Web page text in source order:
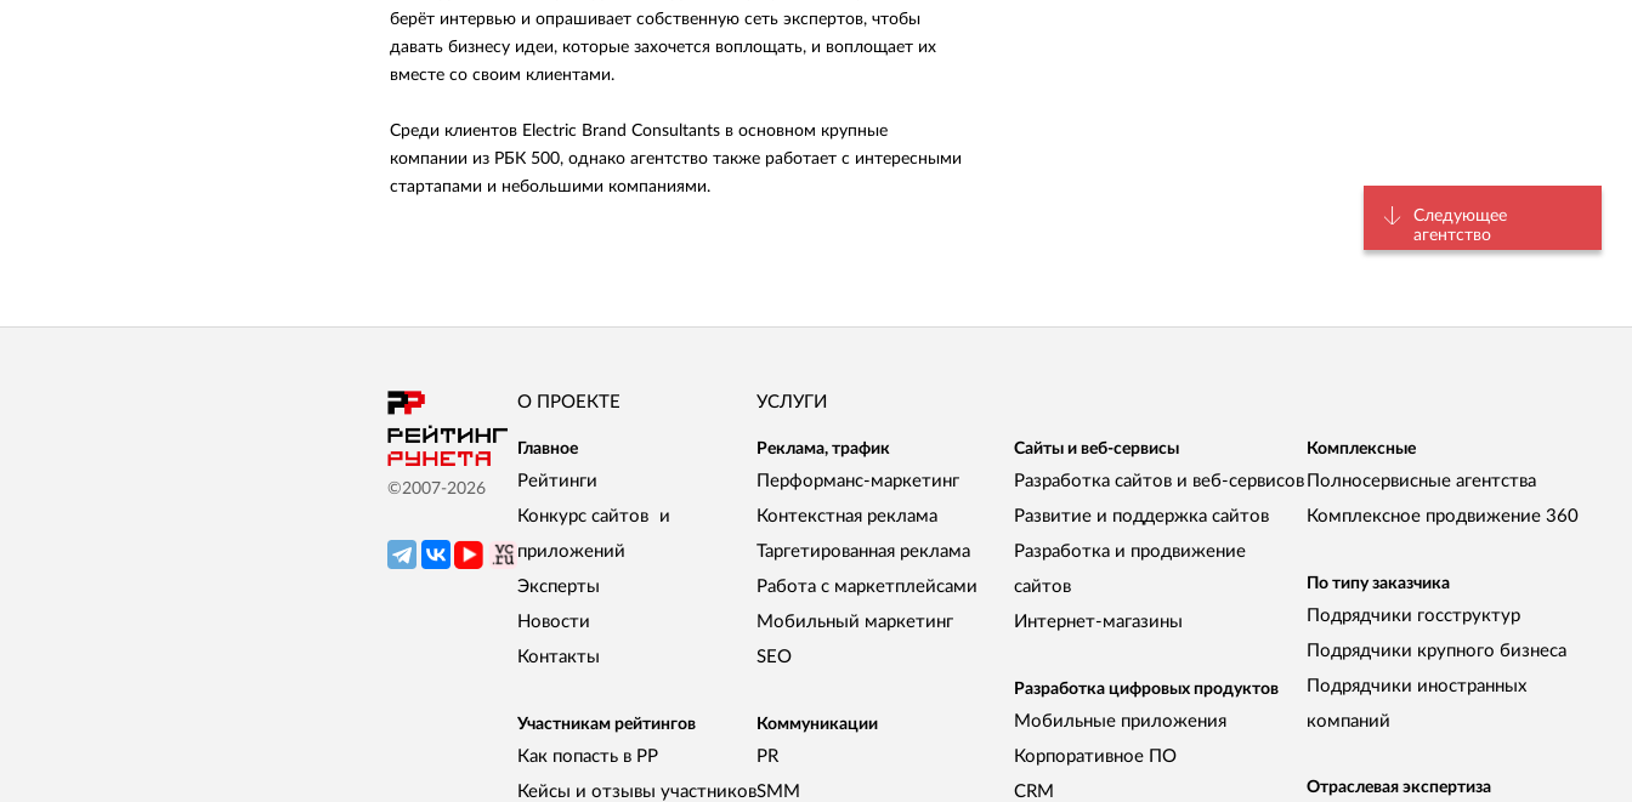
берёт интервью и опрашивает собственную сеть экспертов, чтобы
давать бизнесу идеи, которые захочется воплощать, и воплощает их
вместе со своим клиентами.
Среди клиентов Electric Brand Consultants в основном крупные
компании из РБК 500, однако агентство также работает с интересными
стартапами и небольшими компаниями.
Следующее
агентство
©2007-2026
О ПРОЕКТЕ
Главное
Рейтинги
Конкурс сайтов и
приложений
Эксперты
Новости
Контакты
Участникам рейтингов
Как попасть в РР
Кейсы и отзывы участников
УСЛУГИ
Реклама, трафик
Перформанс-маркетинг
Контекстная реклама
Таргетированная реклама
Работа с маркетплейсами
Мобильный маркетинг
SEO
Коммуникации
PR
SMM
Сайты и веб-сервисы
Разработка сайтов и веб-сервисов
Развитие и поддержка сайтов
Разработка и продвижение
сайтов
Интернет-магазины
Разработка цифровых продуктов
Мобильные приложения
Корпоративное ПО
CRM
Комплексные
Полносервисные агентства
Комплексное продвижение 360
По типу заказчика
Подрядчики госструктур
Подрядчики крупного бизнеса
Подрядчики иностранных
компаний
Отраслевая экспертиза